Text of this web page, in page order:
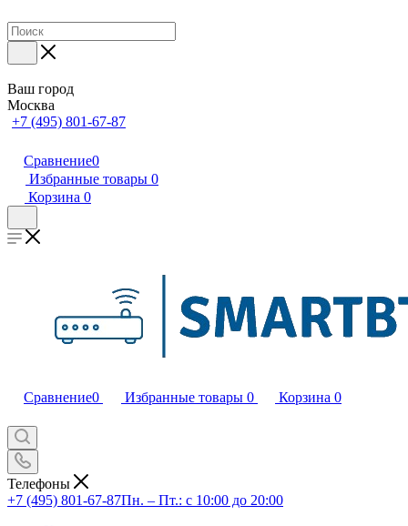
Ваш город
Москва
+7 (495) 801-67-87
Сравнение0
Избранные товары 0
Корзина 0
Сравнение0 Избранные товары 0 Корзина 0
Телефоны
+7 (495) 801-67-87Пн. – Пт.: с 10:00 до 20:00